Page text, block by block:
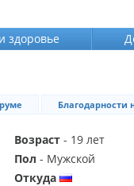
здоровье
Благодарности
Возраст - 19 лет
Пол - Мужской
Откуда